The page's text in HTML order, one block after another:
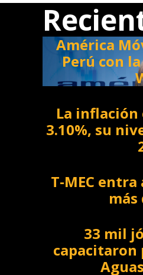
América
Perú con
La inflación
3.10%, su
T-MEC
más
33 mil
capacitaron